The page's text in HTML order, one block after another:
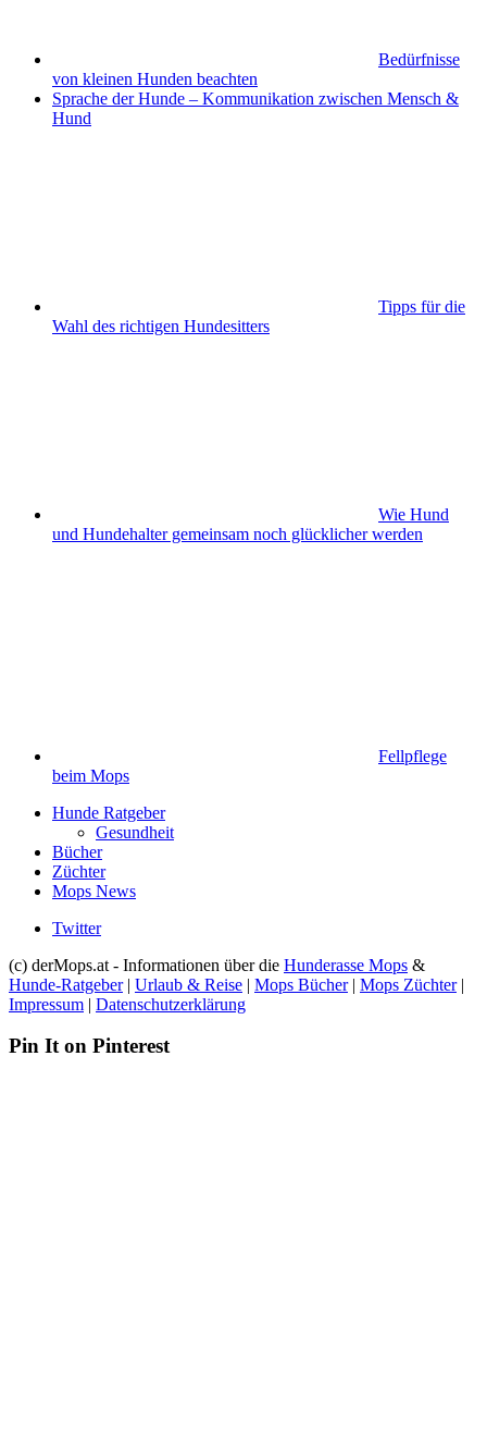
Bedürfnisse
von kleinen Hunden beachten
Sprache der Hunde – Kommunikation zwischen Mensch &
Hund
Tipps für die
Wahl des richtigen Hundesitters
Wie Hund
und Hundehalter gemeinsam noch glücklicher werden
Fellpflege
beim Mops
Hunde Ratgeber
Gesundheit
Bücher
Züchter
Mops News
Twitter
(c) derMops.at - Informationen über die Hunderasse Mops &
Hunde-Ratgeber| Urlaub & Reise | Mops Bücher| Mops Züchter|
Impressum | Datenschutzerklärung
Pin It on Pinterest